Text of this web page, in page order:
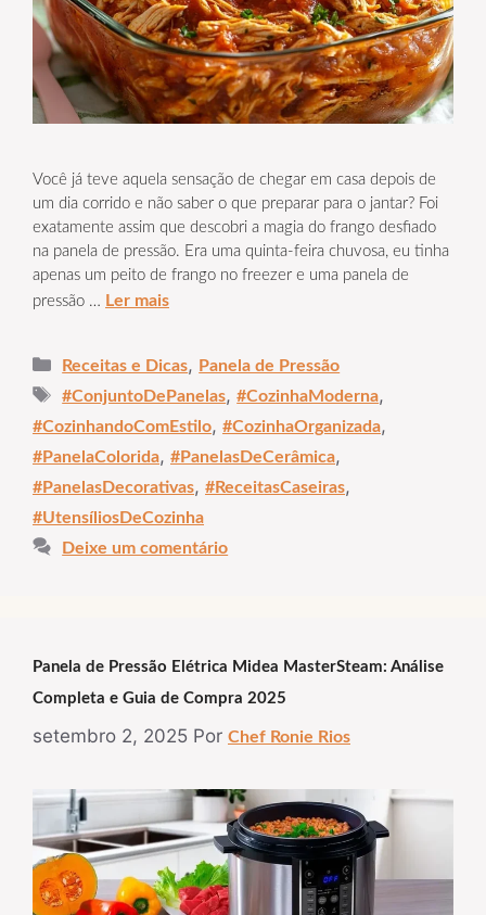
Você já teve aquela sensação de chegar em casa depois de
um dia corrido e não saber o que preparar para o jantar? Foi
exatamente assim que descobri a magia do frango desfiado
na panela de pressão. Era uma quinta-feira chuvosa, eu tinha
apenas um peito de frango no freezer e uma panela de
pressão … Ler mais
Categorias
Receitas e Dicas, Panela de Pressão
Tags
#ConjuntoDePanelas,#CozinhaModerna,
#CozinhandoComEstilo, #CozinhaOrganizada,
#PanelaColorida, #PanelasDeCerâmica,
#PanelasDecorativas, #ReceitasCaseiras,
#UtensíliosDeCozinha
Deixe um comentário
Panela de Pressão Elétrica Midea MasterSteam: Análise
Completa e Guia de Compra 2025
setembro 2, 2025 Por Chef Ronie Rios